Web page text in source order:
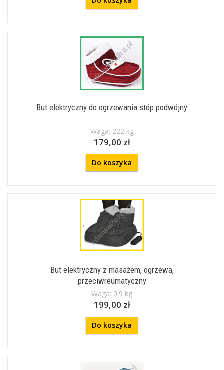
But elektryczny do ogrzewania stóp podwójny
Waga: 222 kg
179,00 zł
Do koszyka
But elektryczny z masażem, ogrzewa,
przeciwreumatyczny
Waga: 0.9 kg
199,00 zł
Do koszyka